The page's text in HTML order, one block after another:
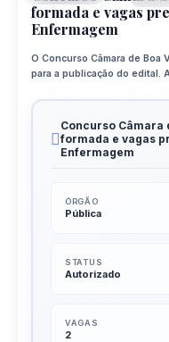
formada e vagas
Enfermagem
O Concurso Câmara de Boa
para a publicação do edital.
Concurso Câmara
formada e vagas
Enfermagem
ÓRGÃO
Pública
STATUS
Autorizado
VAGAS
2